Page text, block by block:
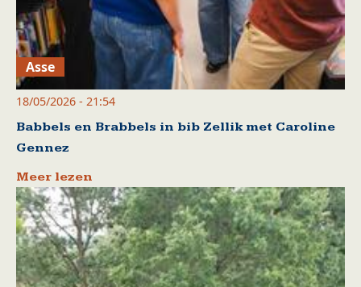
Asse
18/05/2026 - 21:54
Babbels en Brabbels in bib Zellik met Caroline
Gennez
Meer lezen